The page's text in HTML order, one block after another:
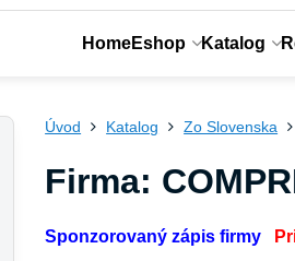
HomeEshop Katalog
Úvod Katalog Zo Slovenska
Firma:
Sponzorovaný zápis firmy